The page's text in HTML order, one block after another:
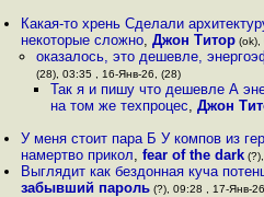
Какая-то хрень Сделали
некоторые сложно,Джон Титор (ok),
оказалось, это дешевле,
(28), 03:35 , 16-Янв-26, (28)
Так я и пишу что дешевле А
на том же техпроцес, Джон
У меня стоит пара Б У компов из
намертво прикол,fear of the dark
Выглядит как бездонная куча
забывший пароль (?), 09:28 , 17-Янв-